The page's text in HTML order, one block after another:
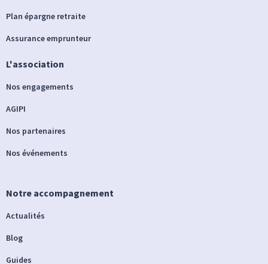
Plan épargne retraite
Assurance emprunteur
L'association
Nos engagements
AGIPI
Nos partenaires
Nos événements
Notre accompagnement
Actualités
Blog
Guides